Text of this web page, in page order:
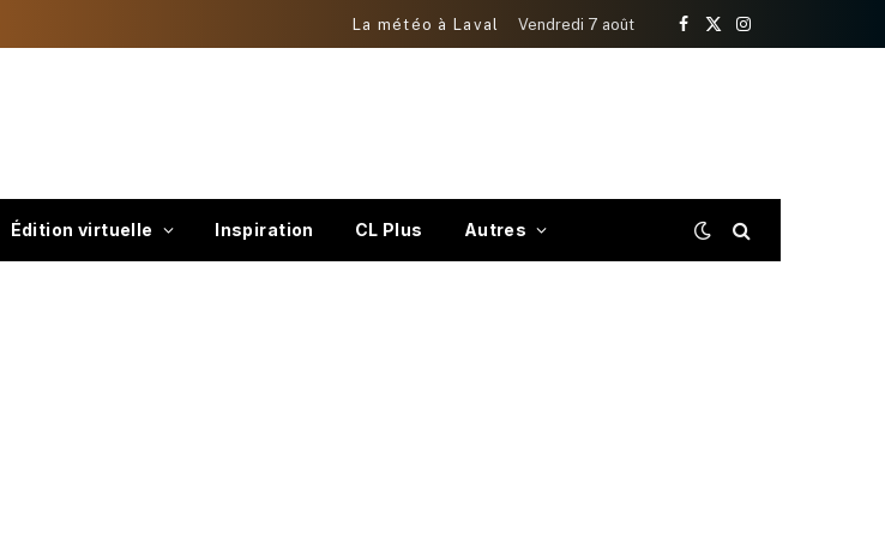
La météo à Laval Vendredi 7 août
Facebook
X
Instagram
Édition virtuelle Inspiration CL Plus Autres